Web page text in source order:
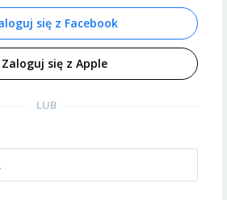
się z Facebook
Zaloguj się z Apple
LUB